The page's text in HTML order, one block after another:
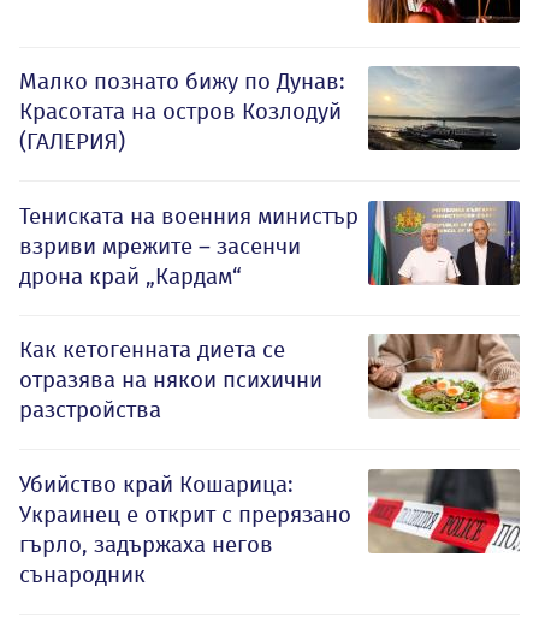
Малко познато бижу по Дунав:
Красотата на остров Козлодуй
(ГАЛЕРИЯ)
Тениската на военния министър
взриви мрежите – засенчи
дрона край „Кардам“
Как кетогенната диета се
отразява на някои психични
разстройства
Убийство край Кошарица:
Украинец е открит с прерязано
гърло, задържаха негов
сънародник